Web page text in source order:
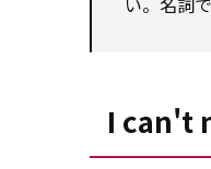
I can't